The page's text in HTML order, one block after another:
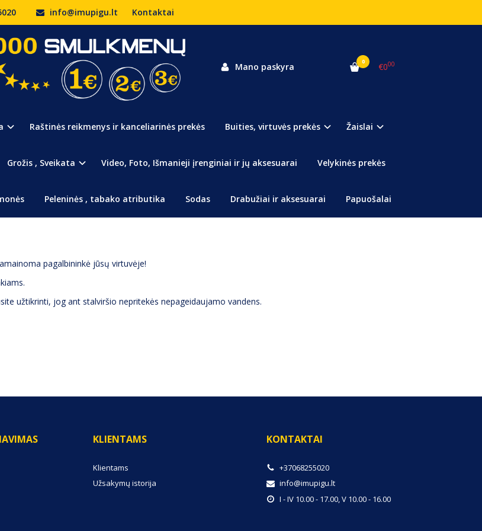
info@imupigu.lt Kontaktai
Mano paskyra 0 €000
Raštinės reikmenys ir kanceliarinės prekės Buities, virtuvės prekės Žaislai
Grožis , Sveikata Video, Foto, Išmanieji įrenginiai ir jų aksesuarai Velykinės prekės
Peleninės , tabako atributika Sodas Drabužiai ir aksesuarai Papuošalai
Prekės kodas:
pagalbininkė jūsų virtuvėje!
užtikrinti, jog ant stalviršio nepritekės nepageidaujamo vandens.
KLIENTAMS
Klientams
Užsakymų istorija
KONTAKTAI
+37068255020
info@imupigu.lt
I - IV 10.00 - 17.00, V 10.00 - 16.00